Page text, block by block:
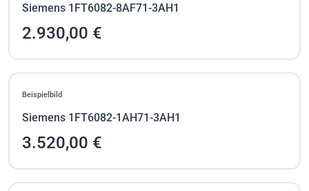
Siemens 1FT6082-8AF71-3AH1
2.930,00 €
Beispielbild
Siemens 1FT6082-1AH71-3AH1
3.520,00 €